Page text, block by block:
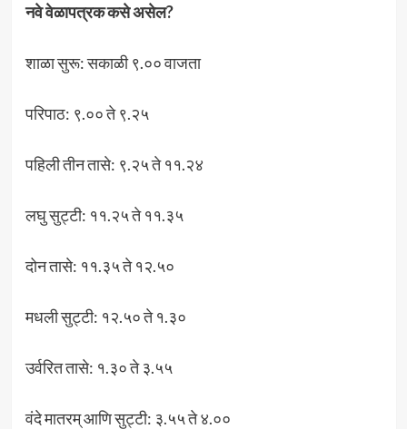
नवे वेळापत्रक कसे असेल?
शाळा सुरू: सकाळी ९.०० वाजता
परिपाठ: ९.०० ते ९.२५
पहिली तीन तासे: ९.२५ ते ११.२४
लघु सुट्टी: ११.२५ ते ११.३५
दोन तासे: ११.३५ ते १२.५०
मधली सुट्टी: १२.५० ते १.३०
उर्वरित तासे: १.३० ते ३.५५
वंदे मातरम् आणि सुट्टी: ३.५५ ते ४.००